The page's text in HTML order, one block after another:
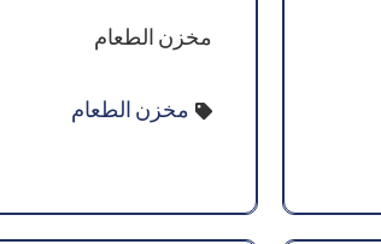
مخزن الطعام
مخزن الطعام